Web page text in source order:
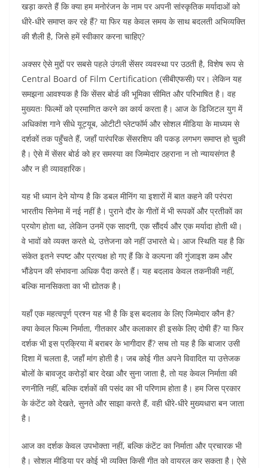
खड़ा करते हैं कि क्या हम मनोरंजन के नाम पर अपनी सांस्कृतिक मर्यादाओं को
धीरे-धीरे समाप्त कर रहे हैं? या फिर यह केवल समय के साथ बदलती अभिव्यक्ति
की शैली है, जिसे हमें स्वीकार करना चाहिए?
अक्सर ऐसे मुद्दों पर सबसे पहले उंगली सेंसर व्यवस्था पर उठती है, विशेष रूप से
Central Board of Film Certification (सीबीएफसी) पर। लेकिन यह
समझना आवश्यक है कि सेंसर बोर्ड की भूमिका सीमित और परिभाषित है। वह
मुख्यतः फिल्मों को प्रमाणित करने का कार्य करता है। आज के डिजिटल युग में
अधिकांश गाने सीधे यूट्यूब, ओटीटी प्लेटफॉर्म और सोशल मीडिया के माध्यम से
दर्शकों तक पहुँचते हैं, जहाँ पारंपरिक सेंसरशिप की पकड़ लगभग समाप्त हो चुकी
है। ऐसे में सेंसर बोर्ड को हर समस्या का जिम्मेदार ठहराना न तो न्यायसंगत है
और न ही व्यावहारिक।
यह भी ध्यान देने योग्य है कि डबल मीनिंग या इशारों में बात कहने की परंपरा
भारतीय सिनेमा में नई नहीं है। पुराने दौर के गीतों में भी रूपकों और प्रतीकों का
प्रयोग होता था, लेकिन उनमें एक सादगी, एक सौंदर्य और एक मर्यादा होती थी।
वे भावों को व्यक्त करते थे, उत्तेजना को नहीं उभारते थे। आज स्थिति यह है कि
संकेत इतने स्पष्ट और प्रत्यक्ष हो गए हैं कि वे कल्पना की गुंजाइश कम और
भौंडेपन की संभावना अधिक पैदा करते हैं। यह बदलाव केवल तकनीकी नहीं,
बल्कि मानसिकता का भी द्योतक है।
यहाँ एक महत्वपूर्ण प्रश्न यह भी है कि इस बदलाव के लिए जिम्मेदार कौन है?
क्या केवल फिल्म निर्माता, गीतकार और कलाकार ही इसके लिए दोषी हैं? या फिर
दर्शक भी इस प्रक्रिया में बराबर के भागीदार हैं? सच तो यह है कि बाजार उसी
दिशा में चलता है, जहाँ मांग होती है। जब कोई गीत अपने विवादित या उत्तेजक
बोलों के बावजूद करोड़ों बार देखा और सुना जाता है, तो यह केवल निर्माता की
रणनीति नहीं, बल्कि दर्शकों की पसंद का भी परिणाम होता है। हम जिस प्रकार
के कंटेंट को देखते, सुनते और साझा करते हैं, वही धीरे-धीरे मुख्यधारा बन जाता
है।
आज का दर्शक केवल उपभोक्ता नहीं, बल्कि कंटेंट का निर्माता और प्रचारक भी
है। सोशल मीडिया पर कोई भी व्यक्ति किसी गीत को वायरल कर सकता है। ऐसे